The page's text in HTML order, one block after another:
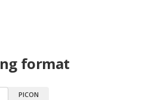
format
PICON